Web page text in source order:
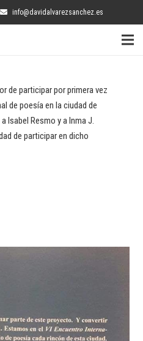
info@davidalvarezsanchez.es
de participar por primera vez
de poesía en la ciudad de
Isabel Resmo y a Inma J.
de participar en dicho